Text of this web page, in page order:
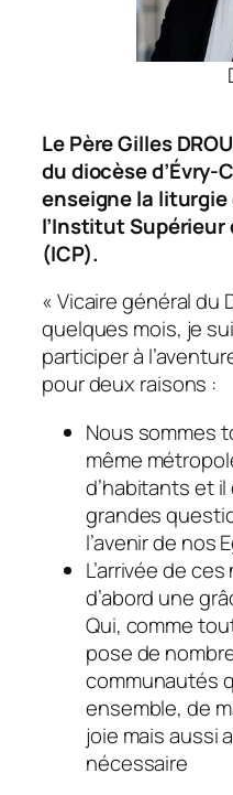
Le Père Gilles
du diocèse
enseigne la
l’Institut Supérieur
(ICP).
« Vicaire général du
quelques mois, je
participer à
pour deux raisons :
Nous sommes
même
d’habitants et
grandes
l’avenir de nos
L’arrivée de
d’abord une
Qui, comme
pose de
communautés
ensemble, de
joie mais aussi
nécessaire